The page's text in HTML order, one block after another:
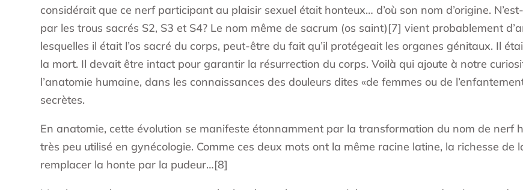
considérait que ce nerf participant au plaisir sexuel était honteux… d’où son nom d’origine.
par les trous sacrés S2, S3 et S4? Le nom même de sacrum (os saint)[7] vient probablement
lesquelles il était l’os sacré du corps, peut-être du fait qu’il protégeait les organes génitaux. Il
la mort. Il devait être intact pour garantir la résurrection du corps. Voilà qui ajoute à notre
l’anatomie humaine, dans les connaissances des douleurs dites «de femmes ou de
secrètes.
En anatomie, cette évolution se manifeste étonnamment par la transformation du nom de nerf
très peu utilisé en gynécologie. Comme ces deux mots ont la même racine latine, la richesse
remplacer la honte par la pudeur…[8]